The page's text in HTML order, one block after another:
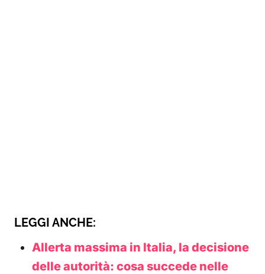
LEGGI ANCHE:
Allerta massima in Italia, la decisione
delle autorità: cosa succede nelle